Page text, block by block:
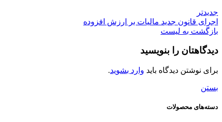
جدیدتر
اجرای قانون جدید مالیات بر ارزش افزوده
بازگشت به لیست
دیدگاهتان را بنویسید
برای نوشتن دیدگاه باید وارد بشوید.
بستن
دسته‌های محصولات